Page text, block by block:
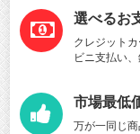
選べるお
クレジット
ビニ支払い
市場最低
万が一同じ